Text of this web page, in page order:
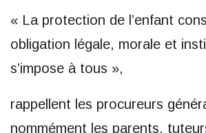
« La protection de l’enfant
obligation légale, morale et
s’impose à tous »,
rappellent les procureurs
nommément les parents,